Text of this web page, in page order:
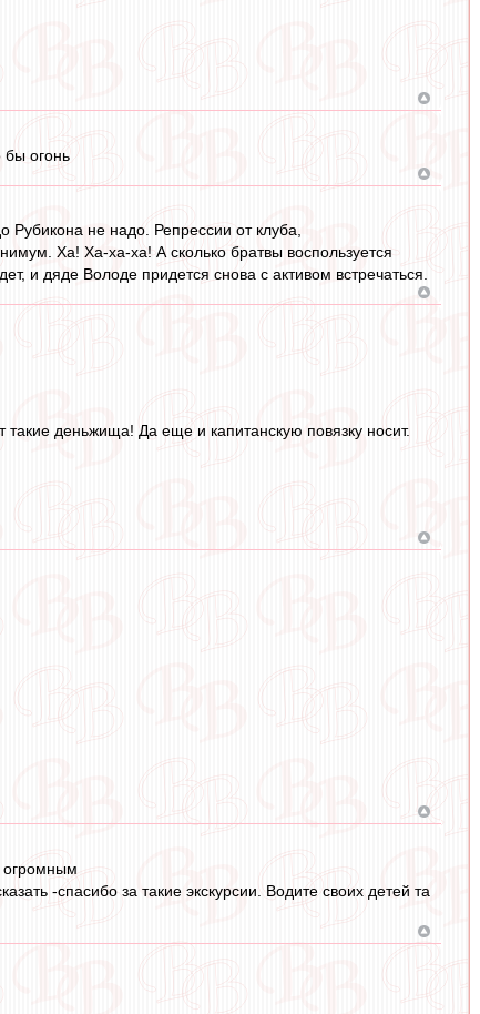
огонь
Рубикона не надо. Репрессии от клуба,
Ха! Ха-ха-ха! А сколько братвы воспользуется
и дяде Володе придется снова с активом встречаться.
такие деньжища! Да еще и капитанскую повязку носит.
огромным
-спасибо за такие экскурсии. Водите своих детей та